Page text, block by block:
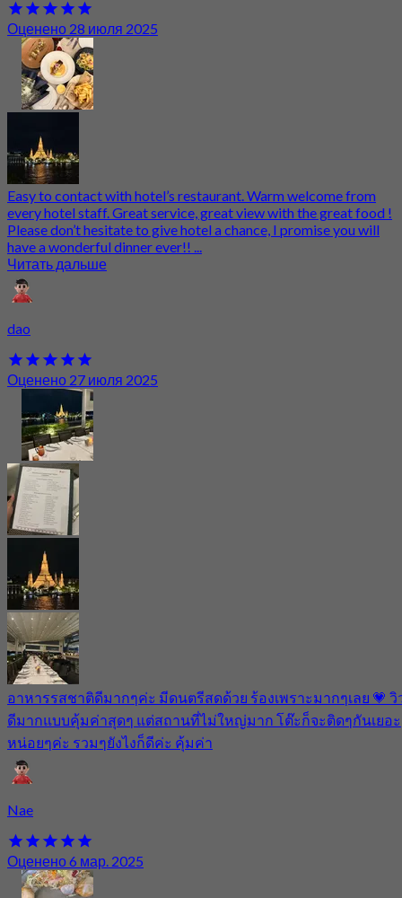
Оценено 28 июля 2025
Easy to contact with hotel’s restaurant. Warm welcome from
every hotel staff. Great service, great view with the great food !
Please don’t hesitate to give hotel a chance, I promise you will
have a wonderful dinner ever!! ...
Читать дальше
dao
Оценено 27 июля 2025
อาหารรสชาติดีมากๆค่ะ มีดนตรีสดด้วย ร้องเพราะมากๆเลย 💗 วิ
ดีมากแบบคุ้มค่าสุดๆ แต่สถานที่ไม่ใหญ่มาก โต๊ะก็จะติดๆกันเยอะ
หน่อยๆค่ะ รวมๆยังไงก็ดีค่ะ คุ้มค่า
Nae
Оценено 6 мар. 2025